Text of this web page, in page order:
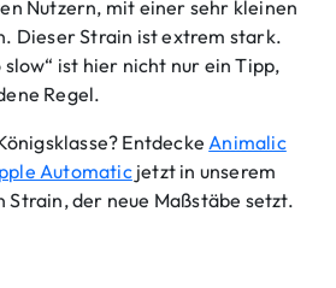
Nutzern, mit einer sehr kleinen
Dieser Strain ist extrem stark.
ist hier nicht nur ein Tipp,
Regel.
EntdeckeAnimalic
Automaticjetzt in unserem
Strain, der neue Maßstäbe setzt.